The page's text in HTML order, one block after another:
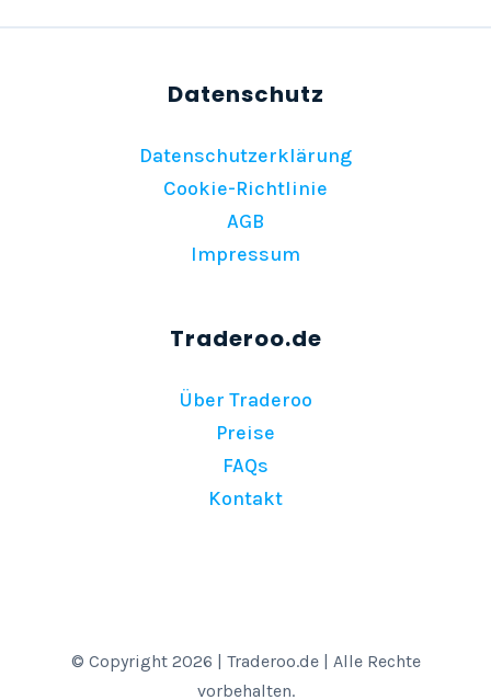
Datenschutzerklärung
Cookie-Richtlinie
AGB
Impressum
Über Traderoo
Preise
FAQs
Kontakt
© Copyright 2026 | Traderoo.de | Alle Rechte
vorbehalten.